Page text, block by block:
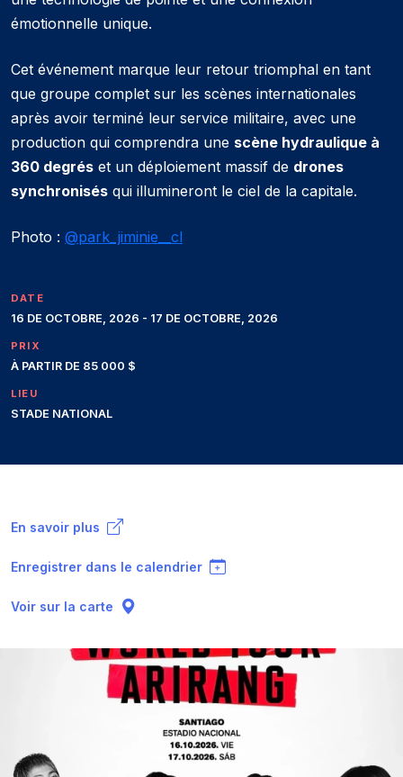
émotionnelle unique.
Cet événement marque leur retour triomphal en tant
que groupe complet sur les scènes internationales
après avoir terminé leur service militaire, avec une
production qui comprendra une scène hydraulique à
360 degrés et un déploiement massif de drones
synchronisés qui illumineront le ciel de la capitale.
Photo : @park_jiminie__cl
DATE
16 DE OCTOBRE, 2026 - 17 DE OCTOBRE, 2026
PRIX
À PARTIR DE 85 000 $
LIEU
STADE NATIONAL
En savoir plus
Enregistrer dans le calendrier
Voir sur la carte